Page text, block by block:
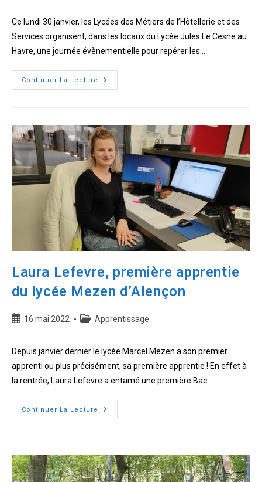
Ce lundi 30 janvier, les Lycées des Métiers de l’Hôtellerie et des
Services organisent, dans les locaux du Lycée Jules Le Cesne au
Havre, une journée évènementielle pour repérer les…
Continuer La Lecture
apprenants
Restauration
en
route
vers
les
César
Laura Lefevre, première apprentie
du lycée Mezen d’Alençon
Publication
16 mai 2022
PostApprentissage
Depuis janvier dernier le lycée Marcel Mezen a son premier
apprenti ou plus précisément, sa première apprentie ! En effet à
la rentrée, Laura Lefevre a entamé une première Bac…
Continuer La Lecture
Lefevre,
du
lycée